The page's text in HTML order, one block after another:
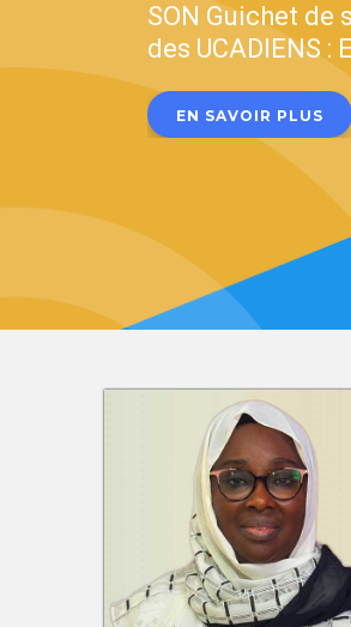
SON Guichet de
des UCADIENS :
EN SAVOIR PLUS